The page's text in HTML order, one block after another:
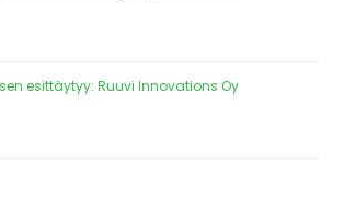
esittäytyy: Ruuvi Innovations Oy